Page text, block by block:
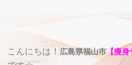
スタッフ紹介
お客様の声
こんにちは！広島県福山市【痩身